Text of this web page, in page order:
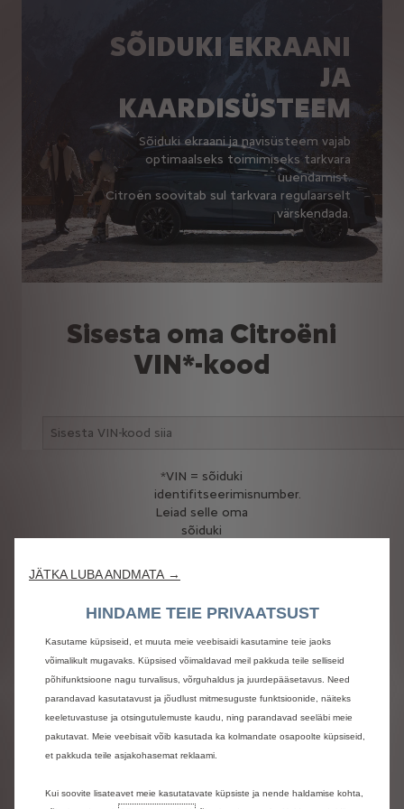
SÕIDUKI EKRAANI
JA
KAARDISÜSTEEM
Sõiduki ekraani ja navisüsteem vajab
optimaalseks toimimiseks tarkvara
uuendamist.
Citroën soovitab sul tarkvara regulaarselt
värskendada.
Sisesta oma Citroëni
VIN*-kood
*VIN = sõiduki
identifitseerimisnumber.
Leiad selle oma
sõiduki
kohaline kood,
kombinatsiooniga
VF7 või VR7…)
KINNITA
JÄTKA LUBA ANDMATA →
HINDAME TEIE PRIVAATSUST
Kasutame küpsiseid, et muuta meie veebisaidi kasutamine teie jaoks
võimalikult mugavaks. Küpsised võimaldavad meil pakkuda teile selliseid
põhifunktsioone nagu turvalisus, võrguhaldus ja juurdepääsetavus. Need
parandavad kasutatavust ja jõudlust mitmesuguste funktsioonide, näiteks
keeletuvastuse ja otsingutulemuste kaudu, ning parandavad seeläbi meie
pakutavat. Meie veebisait võib kasutada ka kolmandate osapoolte küpsiseid,
et pakkuda teile asjakohasemat reklaami.
Kui soovite lisateavet meie kasutatavate küpsiste ja nende haldamise kohta,